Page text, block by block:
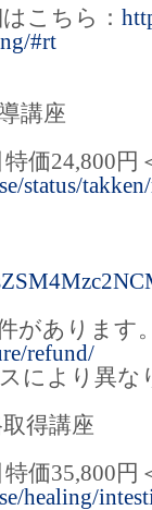
こちら：
#rt
講座
価24,800円
status/
があります
refund/
により異な
得講座
価35,800円
healing/